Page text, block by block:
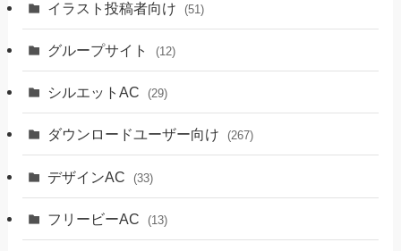
イラスト投稿者向け (51)
グループサイト (12)
シルエットAC (29)
ダウンロードユーザー向け (267)
デザインAC (33)
フリービーAC (13)